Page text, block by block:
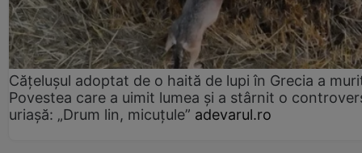
Cățelușul adoptat de o haită de lupi în Grecia a
Povestea care a uimit lumea și a stârnit o
uriașă: „Drum lin, micuțule” adevarul.ro